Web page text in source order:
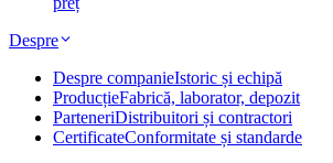
Despre
Despre companieIstoric și echipă
ProducțieFabrică, laborator, depozit
ParteneriDistribuitori și contractori
CertificateConformitate și standarde